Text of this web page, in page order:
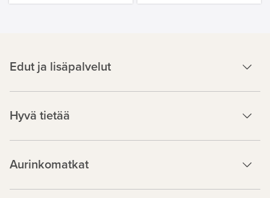
Edut ja lisäpalvelut
Hyvä tietää
Aurinkomatkat